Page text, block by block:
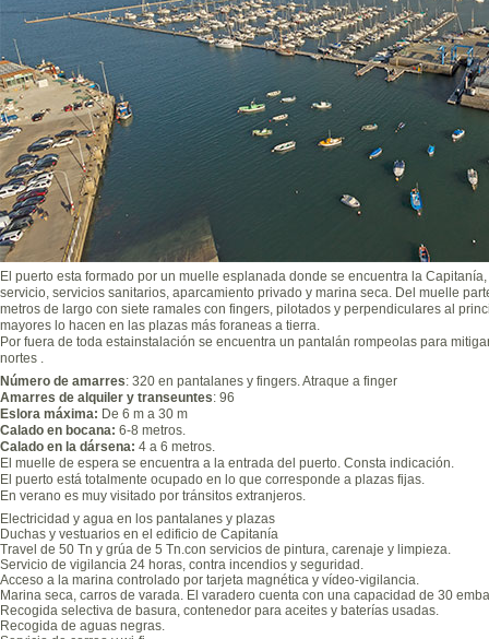
El puerto esta formado por un muelle esplanada donde se encuentra la
servicio, servicios sanitarios, aparcamiento privado y marina seca. Del muelle
metros de largo con siete ramales con fingers, pilotados y perpendiculares al
mayores lo hacen en las plazas más foraneas a tierra.
Por fuera de toda estainstalación se encuentra un pantalán rompeolas para
nortes .
Número de amarres: 320 en pantalanes y fingers. Atraque a finger
Amarres de alquiler y transeuntes: 96
Eslora máxima: De 6 m a 30 m
Calado en bocana: 6-8 metros.
Calado en la dársena: 4 a 6 metros.
El muelle de espera se encuentra a la entrada del puerto. Consta indicación.
El puerto está totalmente ocupado en lo que corresponde a plazas fijas.
En verano es muy visitado por tránsitos extranjeros.
Electricidad y agua en los pantalanes y plazas
Duchas y vestuarios en el edificio de Capitanía
Travel de 50 Tn y grúa de 5 Tn.con servicios de pintura, carenaje y limpieza.
Servicio de vigilancia 24 horas, contra incendios y seguridad.
Acceso a la marina controlado por tarjeta magnética y vídeo-vigilancia.
Marina seca, carros de varada. El varadero cuenta con una capacidad de 30
Recogida selectiva de basura, contenedor para aceites y baterías usadas.
Recogida de aguas negras.